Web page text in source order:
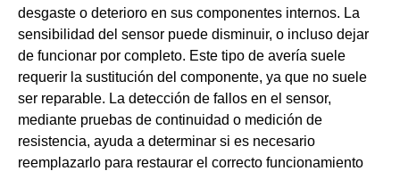
desgaste o deterioro en sus componentes internos. La
sensibilidad del sensor puede disminuir, o incluso dejar
de funcionar por completo. Este tipo de avería suele
requerir la sustitución del componente, ya que no suele
ser reparable. La detección de fallos en el sensor,
mediante pruebas de continuidad o medición de
resistencia, ayuda a determinar si es necesario
reemplazarlo para restaurar el correcto funcionamiento